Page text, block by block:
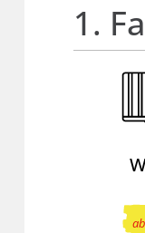
1.
ab